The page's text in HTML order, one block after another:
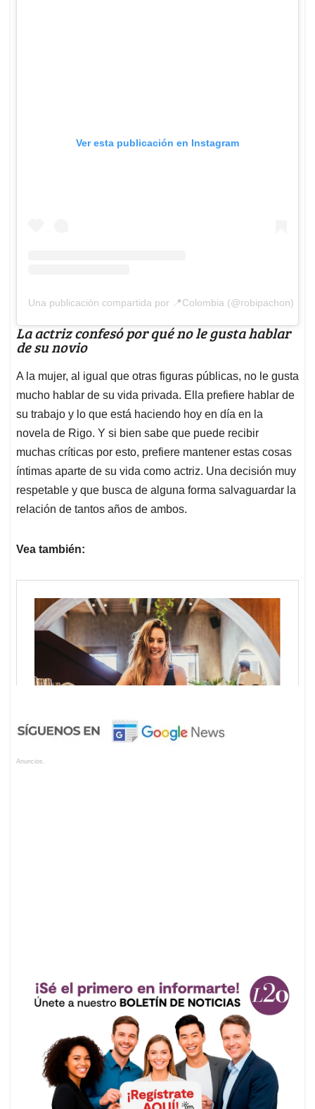
Ver esta publicación en Instagram
Una publicación compartida por 📍Colombia (@robipachon)
La actriz confesó por qué no le gusta hablar
de su novio
A la mujer, al igual que otras figuras públicas, no le gusta
mucho hablar de su vida privada. Ella prefiere hablar de
su trabajo y lo que está haciendo hoy en día en la
novela de Rigo. Y si bien sabe que puede recibir
muchas críticas por esto, prefiere mantener estas cosas
íntimas aparte de su vida como actriz. Una decisión muy
respetable y que busca de alguna forma salvaguardar la
relación de tantos años de ambos.
Vea también:
Anuncios.